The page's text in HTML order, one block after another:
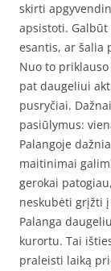
skirti
apsistoti.
esantis, ar šalia
Nuo to
pat daugeliui
pusryčiai.
pasiūlymus:
Palangoje
maitinimai
gerokai
neskubėti grįžti
Palanga
kurortu. Tai
praleisti laiką